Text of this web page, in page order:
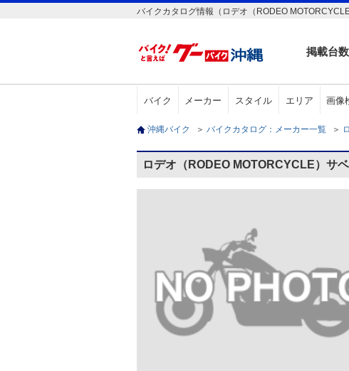
バイクカタログ情報（ロデオ（RODEO MOTORCYCLE
掲載台数
バイク メーカー スタイル エリア 画像
沖縄バイク ＞ バイクカタログ：メーカー一覧 ＞
ロデオ（RODEO MOTORCYCLE）サ